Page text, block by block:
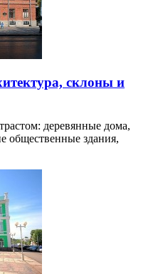
склоны и
деревянные дома,
общественные здания,